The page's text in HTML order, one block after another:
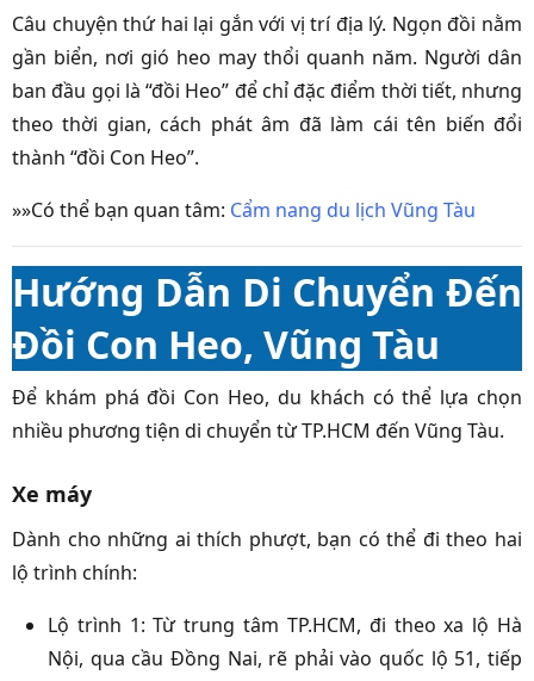
Câu chuyện thứ hai lại gắn với vị trí địa lý. Ngọn đồi nằm
gần biển, nơi gió heo may thổi quanh năm. Người dân
ban đầu gọi là “đồi Heo” để chỉ đặc điểm thời tiết, nhưng
theo thời gian, cách phát âm đã làm cái tên biến đổi
thành “đồi Con Heo”.
»»Có thể bạn quan tâm: Cẩm nang du lịch Vũng Tàu
Hướng Dẫn Di Chuyển Đến
Đồi Con Heo, Vũng Tàu
Để khám phá đồi Con Heo, du khách có thể lựa chọn
nhiều phương tiện di chuyển từ TP.HCM đến Vũng Tàu.
Xe máy
Dành cho những ai thích phượt, bạn có thể đi theo hai
lộ trình chính:
Lộ trình 1: Từ trung tâm TP.HCM, đi theo xa lộ Hà
Nội, qua cầu Đồng Nai, rẽ phải vào quốc lộ 51, tiếp